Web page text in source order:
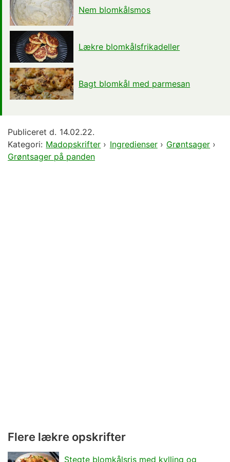
Nem blomkålsmos
Lækre blomkålsfrikadeller
Bagt blomkål med parmesan
Publiceret d. 14.02.22.
Kategori: Madopskrifter › Ingredienser› Grøntsager ›
Grøntsager på panden
Flere lækre opskrifter
Stegte blomkålsris med kylling og